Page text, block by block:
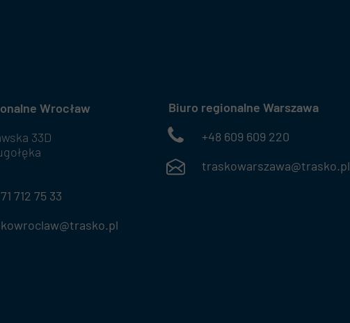
Biuro regionalne Warszawa
+48 609 609 220
traskowarszawa@trasko.pl
Wrocław
33D
75 33